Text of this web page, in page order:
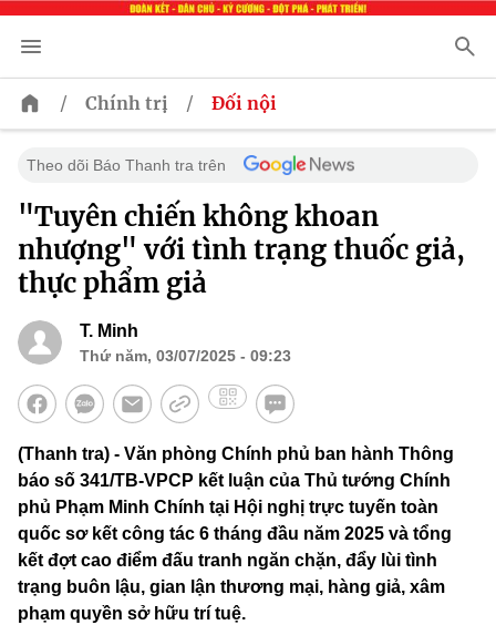
/ Chính trị / Đối nội
Theo dõi Báo Thanh tra trên
"Tuyên chiến không khoan
nhượng" với tình trạng thuốc giả,
thực phẩm giả
T. Minh
Thứ năm, 03/07/2025 - 09:23
(Thanh tra) - Văn phòng Chính phủ ban hành Thông
báo số 341/TB-VPCP kết luận của Thủ tướng Chính
phủ Phạm Minh Chính tại Hội nghị trực tuyến toàn
quốc sơ kết công tác 6 tháng đầu năm 2025 và tổng
kết đợt cao điểm đấu tranh ngăn chặn, đẩy lùi tình
trạng buôn lậu, gian lận thương mại, hàng giả, xâm
phạm quyền sở hữu trí tuệ.